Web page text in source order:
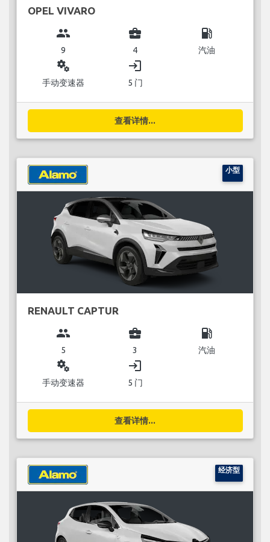
OPEL VIVARO
group
9
business_center
4
local_gas_station
汽油
miscellaneous_services
手动变速器
login
5 门
查看详情...
小型
RENAULT CAPTUR
group
5
business_center
3
local_gas_station
汽油
miscellaneous_services
手动变速器
login
5 门
查看详情...
经济型